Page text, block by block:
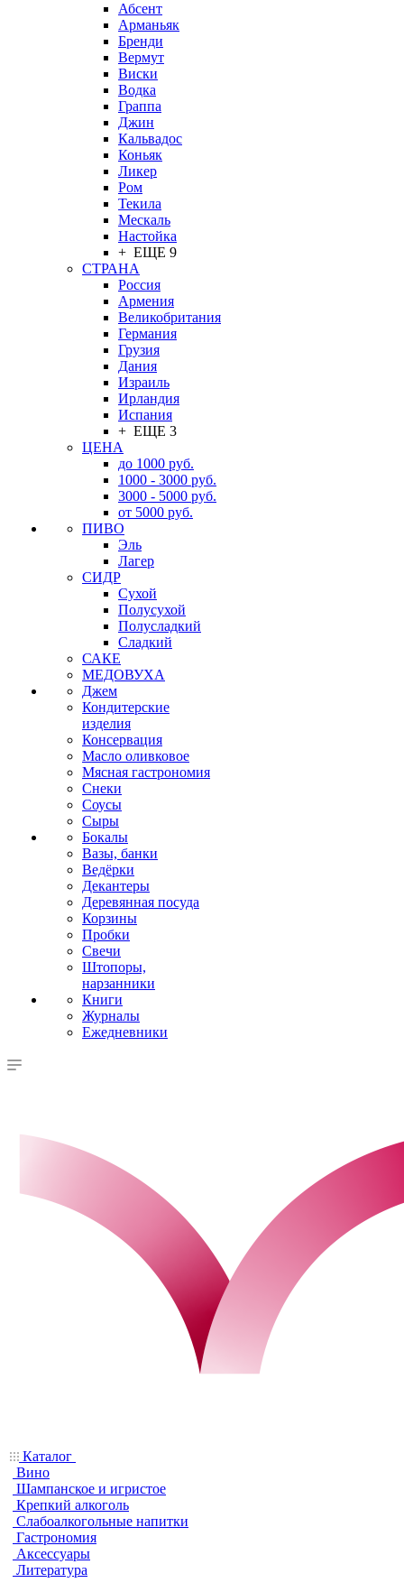
Абсент
Арманьяк
Бренди
Вермут
Виски
Водка
Граппа
Джин
Кальвадос
Коньяк
Ликер
Ром
Текила
Мескаль
Настойка
+ ЕЩЕ 9
СТРАНА
Россия
Армения
Великобритания
Германия
Грузия
Дания
Израиль
Ирландия
Испания
+ ЕЩЕ 3
ЦЕНА
до 1000 руб.
1000 - 3000 руб.
3000 - 5000 руб.
от 5000 руб.
ПИВО
Эль
Лагер
СИДР
Сухой
Полусухой
Полусладкий
Сладкий
САКЕ
МЕДОВУХА
Джем
Кондитерские
изделия
Консервация
Масло оливковое
Мясная гастрономия
Снеки
Соусы
Сыры
Бокалы
Вазы, банки
Ведёрки
Декантеры
Деревянная посуда
Корзины
Пробки
Свечи
Штопоры,
нарзанники
Книги
Журналы
Ежедневники
Каталог
Вино
Шампанское и игристое
Крепкий алкоголь
Слабоалкогольные напитки
Гастрономия
Аксессуары
Литература